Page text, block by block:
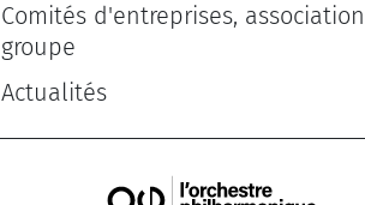
Comités d'entreprises,
groupe
Actualités